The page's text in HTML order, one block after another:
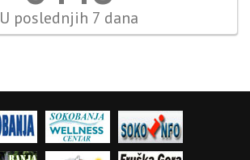
U poslednjih 7 dana